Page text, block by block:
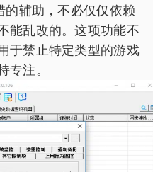
的辅助，不必仅仅依赖
能乱改的。这项功能不
于禁止特定类型的游戏
专注。